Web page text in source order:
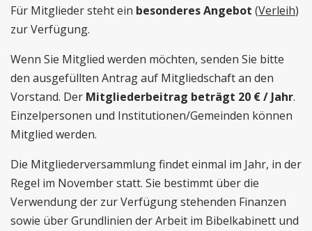
Für Mitglieder steht ein besonderes Angebot (Verleih)
zur Verfügung.
Wenn Sie Mitglied werden möchten, senden Sie bitte
den ausgefüllten Antrag auf Mitgliedschaft an den
Vorstand. Der Mitgliederbeitrag beträgt 20 € / Jahr.
Einzelpersonen und Institutionen/Gemeinden können
Mitglied werden.
Die Mitgliederversammlung findet einmal im Jahr, in der
Regel im November statt. Sie bestimmt über die
Verwendung der zur Verfügung stehenden Finanzen
sowie über Grundlinien der Arbeit im Bibelkabinett und